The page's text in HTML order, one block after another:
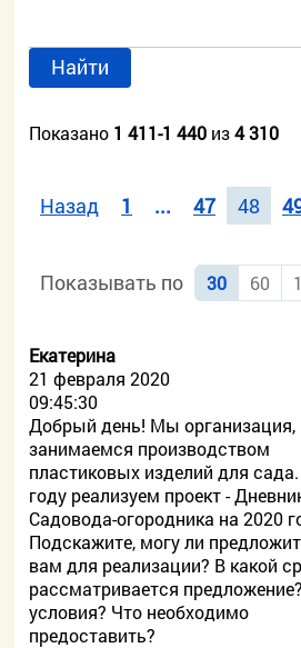
Найти
Показано 1 411-1 440 из4 310
Назад 1 ... 47 48
Показывать по 30 60
Екатерина
21 февраля 2020
09:45:30
Добрый день! Мы организация,
занимаемся производством
пластиковых изделий для
году реализуем проект -
Садовода-огородника на 2020
Подскажите, могу ли
вам для реализации? В какой
рассматривается
условия? Что необходимо
предоставить?